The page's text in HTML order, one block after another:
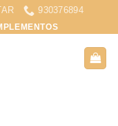
930376894